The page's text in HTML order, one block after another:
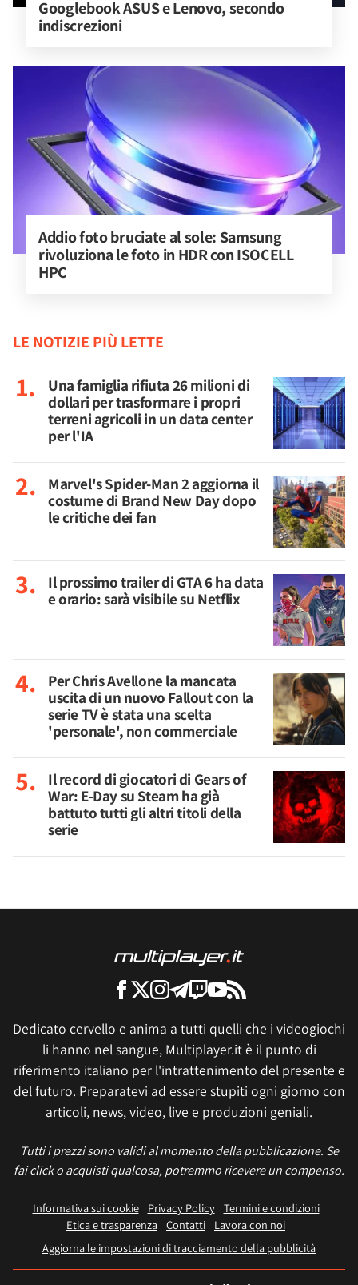
Googlebook ASUS e Lenovo, secondo
indiscrezioni
Addio foto bruciate al sole: Samsung
rivoluziona le foto in HDR con ISOCELL
HPC
LE NOTIZIE PIÙ LETTE
Una famiglia rifiuta 26 milioni di
dollari per trasformare i propri
terreni agricoli in un data center
per l'IA
Marvel's Spider-Man 2 aggiorna il
costume di Brand New Day dopo
le critiche dei fan
Il prossimo trailer di GTA 6 ha data
e orario: sarà visibile su Netflix
Per Chris Avellone la mancata
uscita di un nuovo Fallout con la
serie TV è stata una scelta
'personale', non commerciale
Il record di giocatori di Gears of
War: E-Day su Steam ha già
battuto tutti gli altri titoli della
serie
Dedicato cervello e anima a tutti quelli che i videogiochi
li hanno nel sangue, Multiplayer.it è il punto di
riferimento italiano per l'intrattenimento del presente e
del futuro. Preparatevi ad essere stupiti ogni giorno con
articoli, news, video, live e produzioni geniali.
Tutti i prezzi sono validi al momento della pubblicazione. Se
fai click o acquisti qualcosa, potremmo ricevere un compenso.
Informativa sui cookie Privacy Policy
Termini e condizioni
Etica e trasparenza Contatti
Lavora con noi
Aggiorna le impostazioni di tracciamento della pubblicità